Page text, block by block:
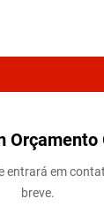
Orçamento
entrará em
breve.